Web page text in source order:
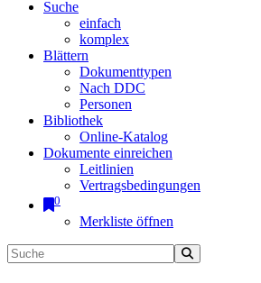
Suche
einfach
komplex
Blättern
Dokumenttypen
Nach DDC
Personen
Bibliothek
Online-Katalog
Dokumente einreichen
Leitlinien
Vertragsbedingungen
0
Merkliste öffnen